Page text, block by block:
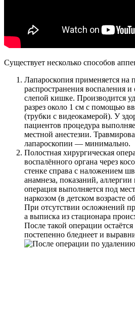
Существует несколько способов
Лапароскопия применяется на
распространения воспаления
слепой кишке. Производится
разрез около 1 см с помощью
(трубки с видеокамерой). У
пациентов процедура
местной анестезии.
лапароскопии — минимально.
Полостная хирургическая
воспалённого органа через
стенке справа с наложением
анамнеза, показаний, аллергии
операция выполняется под
наркозом (в детском возрасте
При отсутствии осложнений
а выписка из стационара
После такой операции
постепенно бледнеет и